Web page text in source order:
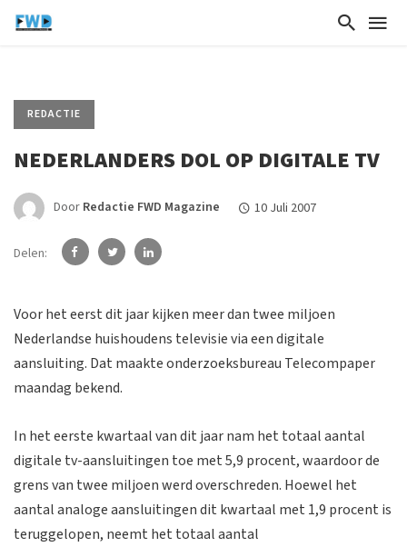
REDACTIE
NEDERLANDERS DOL OP DIGITALE TV
Door Redactie FWD Magazine 10 Juli 2007
Delen:
Voor het eerst dit jaar kijken meer dan twee miljoen
Nederlandse huishoudens televisie via een digitale
aansluiting. Dat maakte onderzoeksbureau Telecompaper
maandag bekend.
In het eerste kwartaal van dit jaar nam het totaal aantal
digitale tv-aansluitingen toe met 5,9 procent, waardoor de
grens van twee miljoen werd overschreden. Hoewel het
aantal analoge aansluitingen dit kwartaal met 1,9 procent is
teruggelopen, neemt het totaal aantal